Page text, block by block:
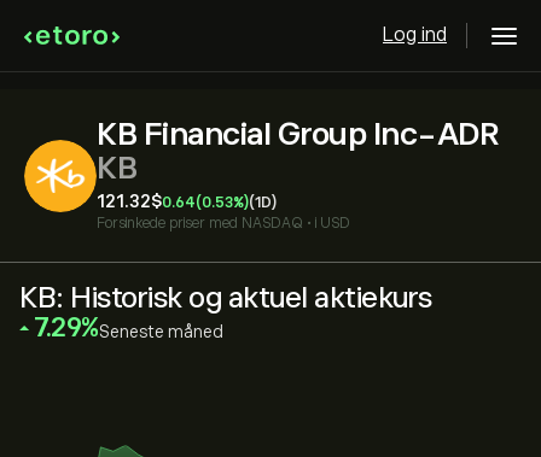
Log ind
KB Financial Group Inc-ADR
KB
121.32‎$‎0.64(0.53%)(1D)
Forsinkede priser med NASDAQ • i USD
KB: Historisk og aktuel aktiekurs
‎7.29‎ Seneste måned